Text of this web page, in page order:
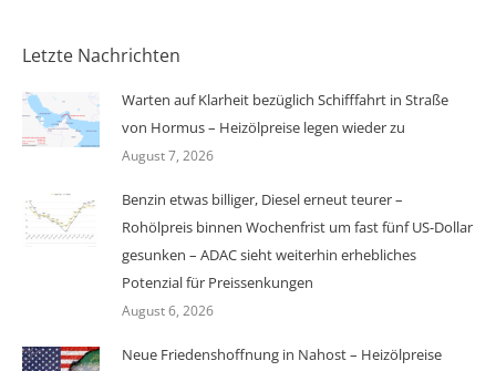
Letzte Nachrichten
Warten auf Klarheit bezüglich Schifffahrt in Straße
von Hormus – Heizölpreise legen wieder zu
August 7, 2026
Benzin etwas billiger, Diesel erneut teurer –
Rohölpreis binnen Wochenfrist um fast fünf US-Dollar
gesunken – ADAC sieht weiterhin erhebliches
Potenzial für Preissenkungen
August 6, 2026
Neue Friedenshoffnung in Nahost – Heizölpreise